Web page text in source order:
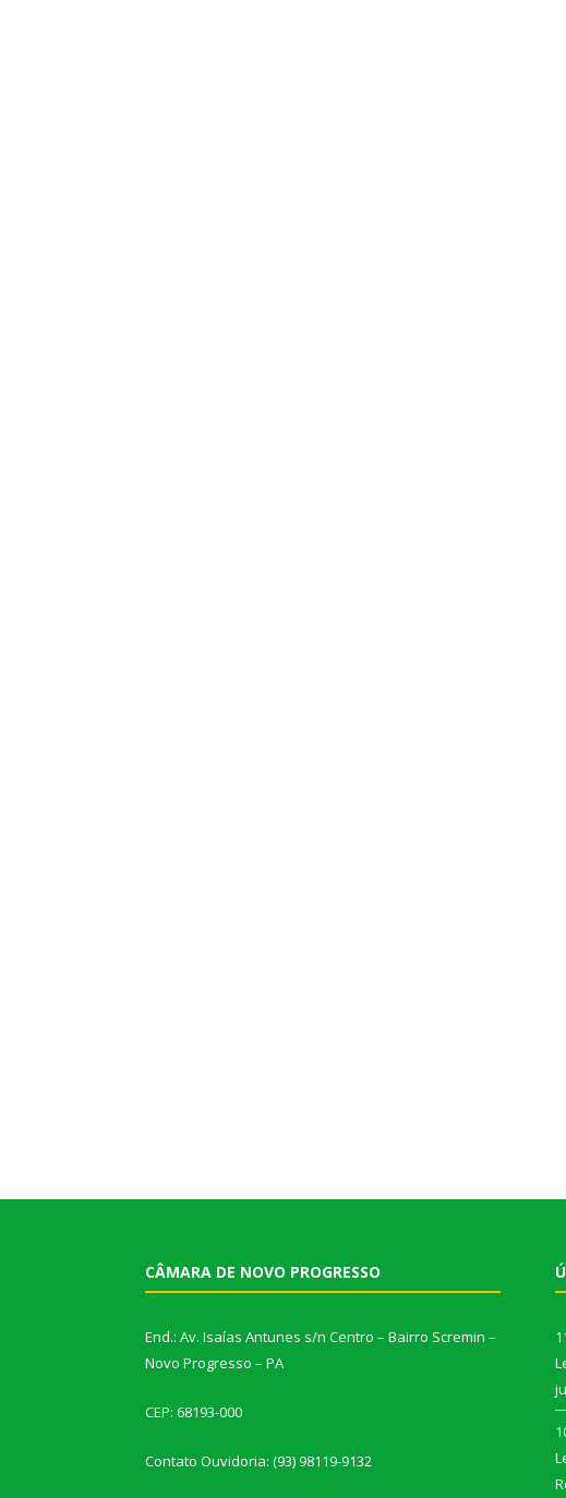
CÂMARA DE NOVO PROGRESSO
End.: Av. Isaías Antunes s/n Centro – Bairro Scremin –
Novo Progresso – PA
CEP: 68193-000
Contato Ouvidoria: (93) 98119-9132